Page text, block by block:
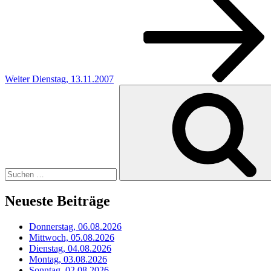
Weiter Dienstag, 13.11.2007
Neueste Beiträge
Donnerstag, 06.08.2026
Mittwoch, 05.08.2026
Dienstag, 04.08.2026
Montag, 03.08.2026